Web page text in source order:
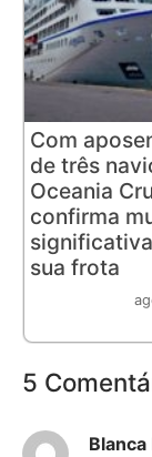
Com
de três
Oceania
confirma
sua frota
5